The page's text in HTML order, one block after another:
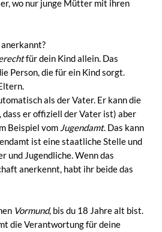
wo nur junge Mütter mit ihren
für dein Kind allein. Das
Person, die für ein Kind sorgt.
als der Vater. Er kann die
er offiziell der Vater ist) aber
Beispiel vom Jugendamt. Das kann
ist eine staatliche Stelle und
und Jugendliche. Wenn das
anerkennt, habt ihr beide das
Vormund, bis du 18 Jahre alt bist.
die Verantwortung für deine